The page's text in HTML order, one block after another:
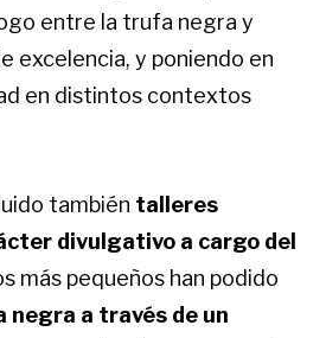
entre la trufa negra y
excelencia, y poniendo en
en distintos contextos
también talleres
divulgativo a cargo del
más pequeños han podido
a través de un